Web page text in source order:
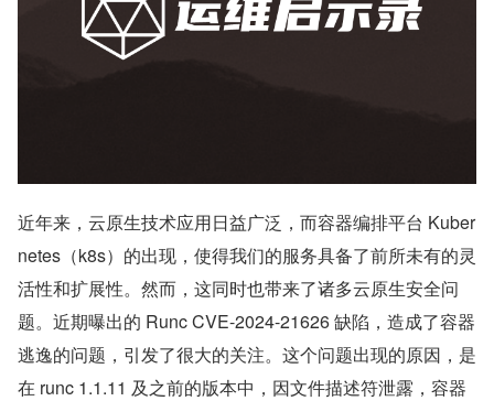
近年来，云原生技术应用日益广泛，而容器编排平台 Kuber
netes（k8s）的出现，使得我们的服务具备了前所未有的灵
活性和扩展性。然而，这同时也带来了诸多云原生安全问
题。近期曝出的 Runc CVE-2024-21626 缺陷，造成了容器
逃逸的问题，引发了很大的关注。这个问题出现的原因，是
在 runc 1.1.11 及之前的版本中，因文件描述符泄露，容器